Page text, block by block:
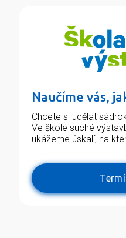
Naučíme vás,
Chcete si udělat
Ve škole suché
ukážeme úskalí, na